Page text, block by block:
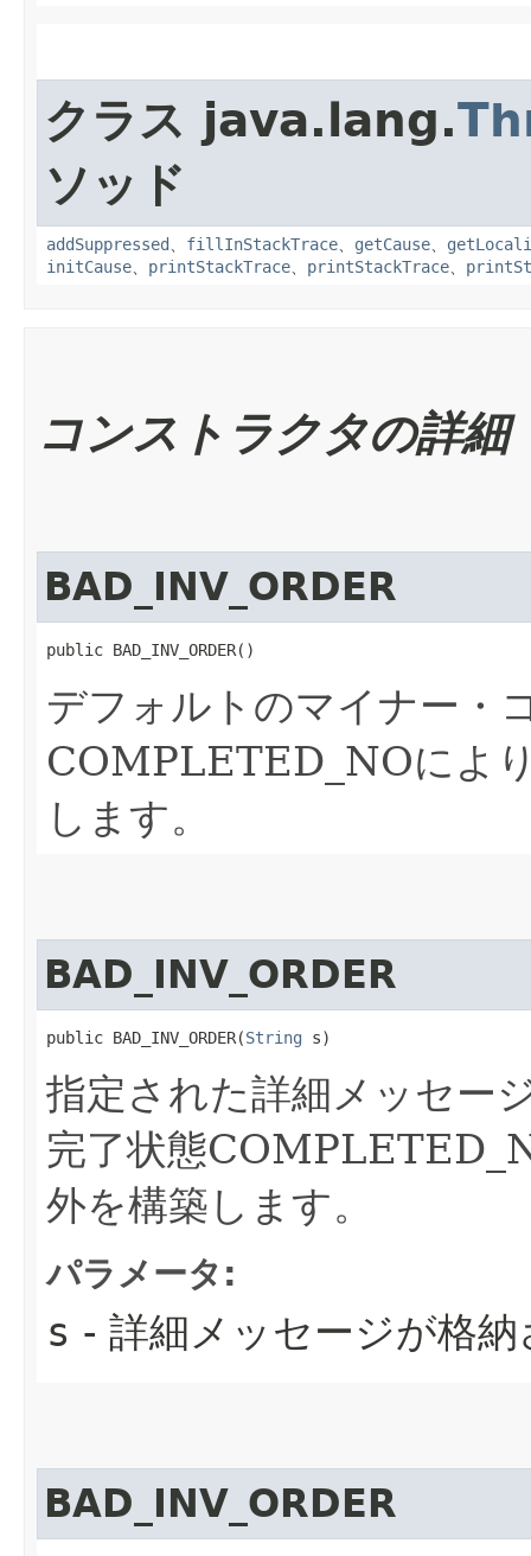
クラス java.lang.
ソッド
addSuppressed、 fillInStackTrace、 getCause、
initCause、 printStackTrace、 printStackTrace、
コンストラクタの詳細
BAD_INV_ORDER
public BAD_INV_ORDER()
デフォルトのマイナー・
COMPLETED_NOによ
します。
BAD_INV_ORDER
public BAD_INV_ORDER​(String s)
指定された詳細メッセー
完了状態
外を構築します。
パラメータ:
s - 詳細メッセージが格
BAD_INV_ORDER